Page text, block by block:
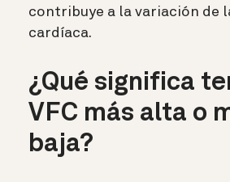
contribuye a la variación de
cardíaca.
¿Qué significa
VFC más alta o
baja?